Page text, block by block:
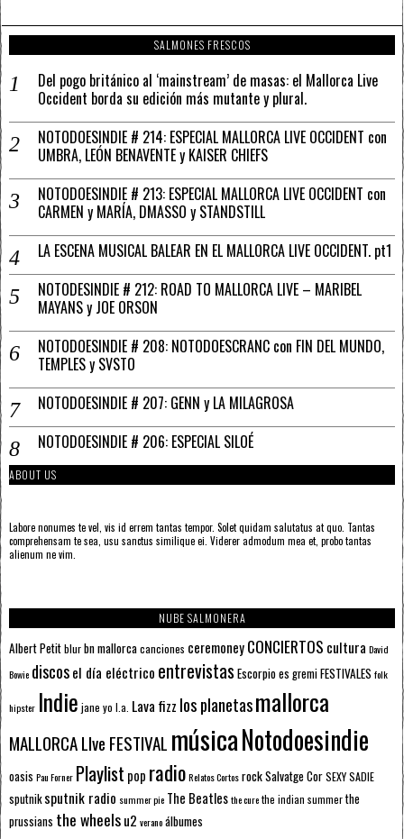
SALMONES FRESCOS
Del pogo británico al ‘mainstream’ de masas: el Mallorca Live
Occident borda su edición más mutante y plural.
NOTODOESINDIE # 214: ESPECIAL MALLORCA LIVE OCCIDENT con
UMBRA, LEÓN BENAVENTE y KAISER CHIEFS
NOTODOESINDIE # 213: ESPECIAL MALLORCA LIVE OCCIDENT con
CARMEN y MARÍA, DMASSO y STANDSTILL
LA ESCENA MUSICAL BALEAR EN EL MALLORCA LIVE OCCIDENT. pt1
NOTODESINDIE # 212: ROAD TO MALLORCA LIVE – MARIBEL
MAYANS y JOE ORSON
NOTODOESINDIE # 208: NOTODOESCRANC con FIN DEL MUNDO,
TEMPLES y SVSTO
NOTODOESINDIE # 207: GENN y LA MILAGROSA
NOTODOESINDIE # 206: ESPECIAL SILOÉ
ABOUT US
Labore nonumes te vel, vis id errem tantas tempor. Solet quidam salutatus at quo. Tantas
comprehensam te sea, usu sanctus similique ei. Viderer admodum mea et, probo tantas
alienum ne vim.
NUBE SALMONERA
Albert Petitblurbn mallorcacanciones ceremoneyCONCIERTOS cultura David
Bowie discosel día eléctrico entrevistas Escorpioes gremiFESTIVALES folk
hipster Indie jane yo l.a. Lava fizz los planetasmallorca
MALLORCA LIve FESTIVAL músicaNotodoesindie
oasis Pau Forner Playlist pop radioRelatos CortosrockSalvatge CorSEXY SADIE
sputnik sputnik radio summer pie The Beatlesthe curethe indian summerthe
prussians the wheelsu2 veranoálbumes